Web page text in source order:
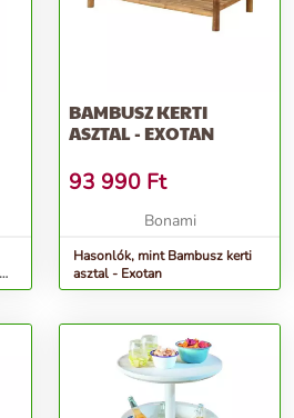
BAMBUSZ KERTI
ASZTAL - EXOTAN
93 990 Ft
Bonami
Hasonlók, mint Bambusz kerti
asztal - Exotan